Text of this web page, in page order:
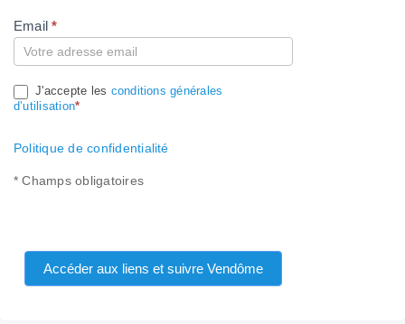
Compte
Email*
J'accepte les conditions générales
d’utilisation*
Politique de confidentialité
* Champs obligatoires
Accéder aux liens et suivre Vendôme